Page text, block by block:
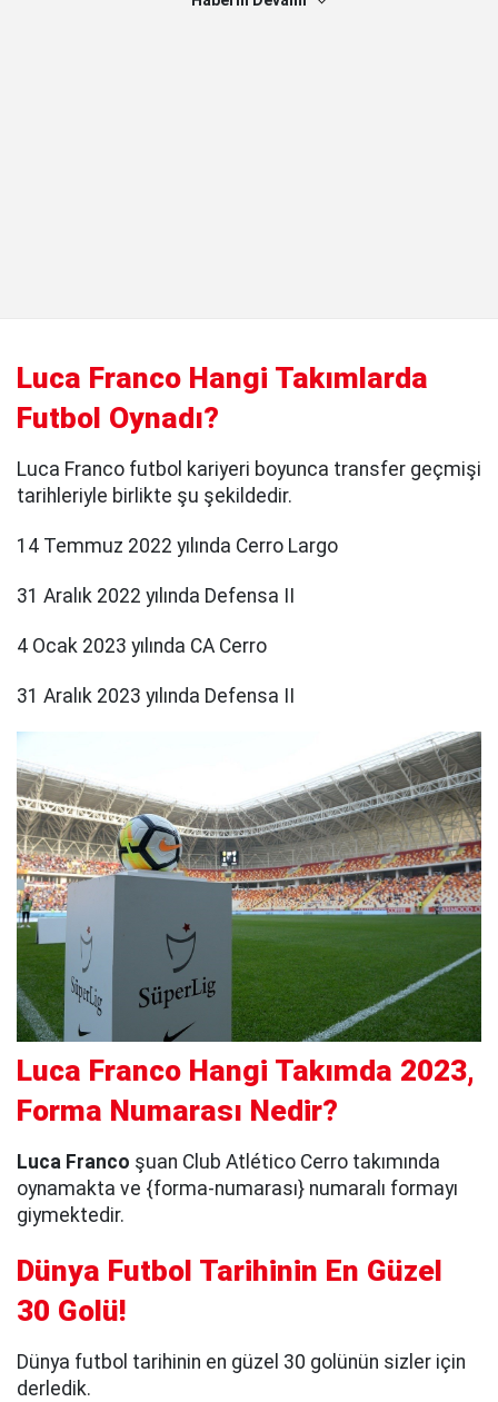
Luca Franco Hangi Takımlarda
Futbol Oynadı?
Luca Franco futbol kariyeri boyunca transfer geçmişi
tarihleriyle birlikte şu şekildedir.
14 Temmuz 2022 yılında Cerro Largo
31 Aralık 2022 yılında Defensa II
4 Ocak 2023 yılında CA Cerro
31 Aralık 2023 yılında Defensa II
Luca Franco Hangi Takımda 2023,
Forma Numarası Nedir?
Luca Franco şuan Club Atlético Cerro takımında
oynamakta ve {forma-numarası} numaralı formayı
giymektedir.
Dünya Futbol Tarihinin En Güzel
30 Golü!
Dünya futbol tarihinin en güzel 30 golünün sizler için
derledik.